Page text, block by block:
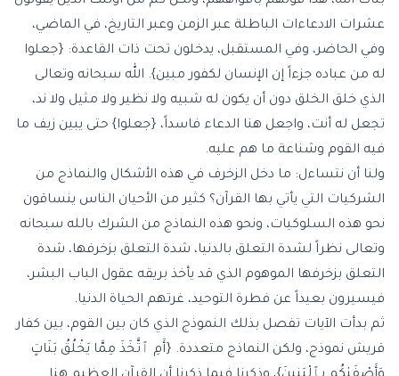
عشرات الادعاءات الباطلة عبر الزمن وعبر التاريخ، في الماضي،
وفي الحاضر، وفي المستقبل، يدخلون تحت ذات القاعدة: {جعلوا
له من عباده جزءاً إن الإنسان لكفور مبين}. الله سبحانه وتعالى
الذي خلق الخلق دون أن يكون له شبيه ولا نظير ولا مثيل ولا ند،
تجعل له أنت، واجعل هنا الدعاء فاسداً، {جعلوا} حتى يبين زيف ما
فيه القوم وشناعة ما هم عليه.
ولنا أن نتساءل: ما دخل الزخرف في هذه الأشكال والنماذج من
الشركيات التي يأتي بها القرآن؟ كثير من الأحيان الناس ينساقون
نحو هذه السلوكيات، ونحو هذه النماذج من الشرك بالله سبحانه
وتعالى نظراً لشدة التعلق بالدنيا، شدة التعلق بزخرفها، شدة
التعلق بزخرفها الموهوم الذي قد يأخذ بريقه عقول الباب البشر،
فيسيرون بعيداً عن فطرة التوحيد، غرتهم الحياة الدنيا.
ثم بدأت الآيات تفصل بذلك النموذج الذي كان بين القوم، بين كفار
قريش نموذج، ولكن النماذج متعددة. {أَمِ ٱتَّخَذَ مِمَّا يَخْلُقُ بَنَاتٍ